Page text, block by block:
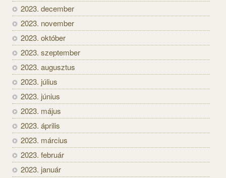
2023. december
2023. november
2023. október
2023. szeptember
2023. augusztus
2023. július
2023. június
2023. május
2023. április
2023. március
2023. február
2023. január